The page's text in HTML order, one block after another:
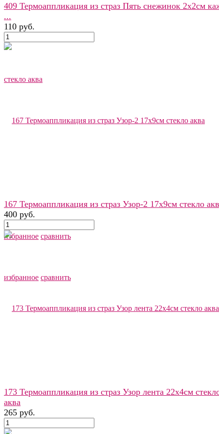
избранное сравнить
409 Термоаппликация из страз Пять снежинок 2х2см
...
110 руб.
избранное сравнить
167 Термоаппликация из страз Узор-2 17х9см стекло
400 руб.
173 Термоаппликация из страз Узор лента 22х4см
аква
265 руб.